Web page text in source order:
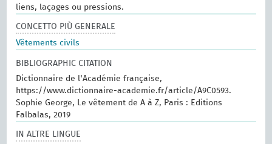
liens, laçages ou pressions.
CONCETTO PIÙ GENERALE
Vêtements civils
BIBLIOGRAPHIC CITATION
Dictionnaire de l'Académie française,
https://www.dictionnaire-academie.fr/article/A9C0593.
Sophie George, Le vêtement de A à Z, Paris : Editions
Falbalas, 2019
IN ALTRE LINGUE